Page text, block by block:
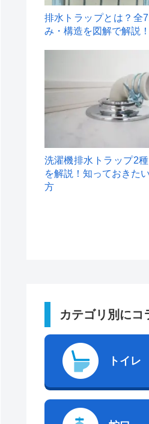
排水トラップとは？全
み・構造を図解で解説！
洗濯機排水トラップ2
を解説！知っておきた
方
カテゴリ別にコ
トイレ